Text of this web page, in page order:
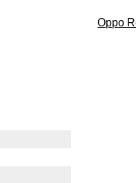
Oppo